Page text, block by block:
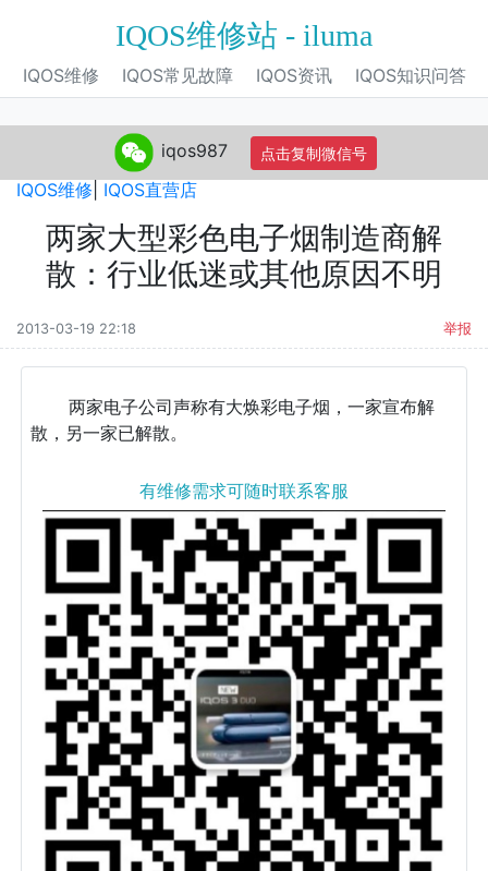
IQOS维修站 - iluma
IQOS维修 IQOS常见故障 IQOS资讯 IQOS知识问答
|IQOS电子烟| IQOS专营店|IQOS自营店
IQOS维修 IQOS直营店
两家大型彩色电子烟制造商解
散：行业低迷或其他原因不明
2013-03-19 22:18 举报
两家电子公司声称有大焕彩电子烟，一家宣布解
散，另一家已解散。
有维修需求可随时联系客服
iqos987 点击复制微信号